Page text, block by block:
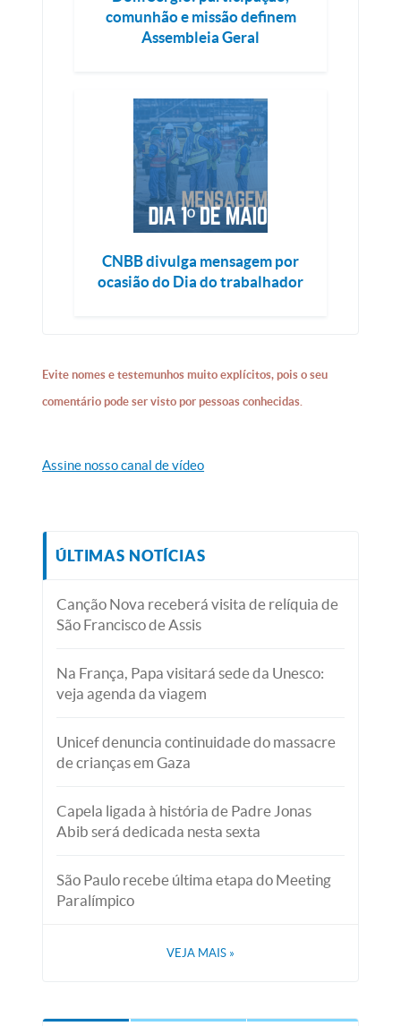
comunhão e missão definem
Assembleia Geral
CNBB divulga mensagem por
ocasião do Dia do trabalhador
Evite nomes e testemunhos muito explícitos, pois o seu
comentário pode ser visto por pessoas conhecidas.
Assine nosso canal de vídeo
ÚLTIMAS NOTÍCIAS
Canção Nova receberá visita de relíquia de
São Francisco de Assis
Na França, Papa visitará sede da Unesco:
veja agenda da viagem
Unicef denuncia continuidade do massacre
de crianças em Gaza
Capela ligada à história de Padre Jonas
Abib será dedicada nesta sexta
São Paulo recebe última etapa do Meeting
Paralímpico
VEJA MAIS »